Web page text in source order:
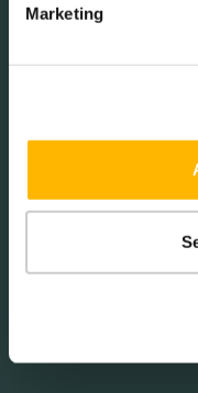
Marketing
Aantal